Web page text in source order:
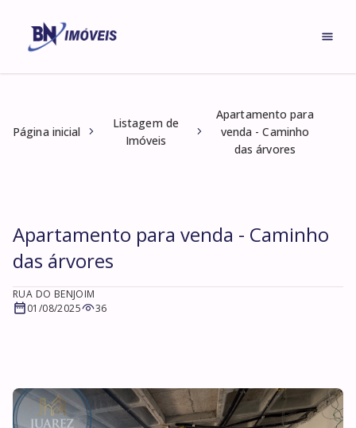
Página inicial
Listagem de
Imóveis
Apartamento para
venda - Caminho
das árvores
Apartamento para venda - Caminho
das árvores
RUA DO BENJOIM
01/08/2025
36